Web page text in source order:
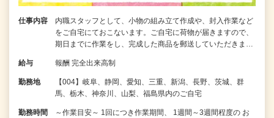
仕事内容
内職スタッフとして、小物の組み立て作成や、封入作業など
をご自宅にておこないます。ご自宅に荷物が届きますので、
期日までに作業をし、完成した商品を郵送していただきま…
給与 報酬 完全出来高制
勤務地
【004】岐阜、静岡、愛知、三重、新潟、長野、茨城、群
馬、栃木、神奈川、山梨、福島県内のご自宅
勤務時間
～作業目安～ 1回につき作業期間、 1週間～3週間程度の お